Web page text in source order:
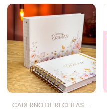
CADERNO DE RECEITAS -